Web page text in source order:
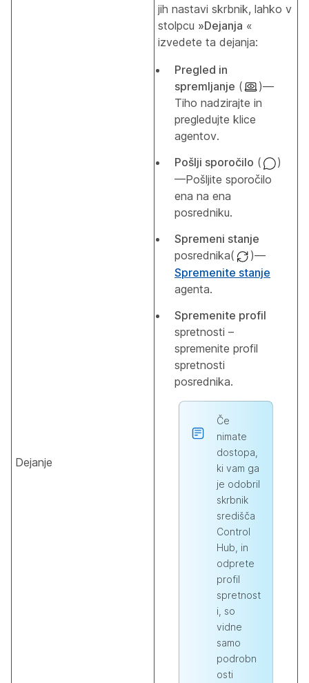
Dejanje
jih nastavi skrbnik, lahko v
stolpcu »Dejanja «
izvedete ta dejanja:
Pregled in
spremljanje (
)—
Tiho nadzirajte in
pregledujte klice
agentov.
Pošlji sporočilo (
)
—Pošljite sporočilo
ena na ena
posredniku.
Spremeni stanje
posrednika(
)—
Spremenite stanje
agenta.
Spremenite profil
spretnosti –
spremenite profil
spretnosti
posrednika.
Če
nimate
dostopa,
ki vam ga
je odobril
skrbnik
središča
Control
Hub, in
odprete
profil
spretnost
i, so
vidne
samo
podrobn
osti